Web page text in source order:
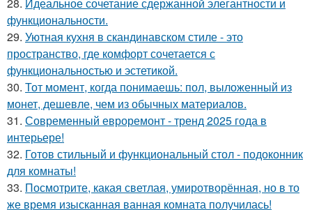
функциональности.
29. Уютная кухня в скандинавском стиле - это
пространство, где комфорт сочетается с
функциональностью и эстетикой.
30. Тот момент, когда понимаешь: пол, выложенный из
монет, дешевле, чем из обычных материалов.
31. Современный евроремонт - тренд 2025 года в
интерьере!
32. Готов стильный и функциональный стол - подоконник
для комнаты!
33. Посмотрите, какая светлая, умиротворённая, но в то
же время изысканная ванная комната получилась!